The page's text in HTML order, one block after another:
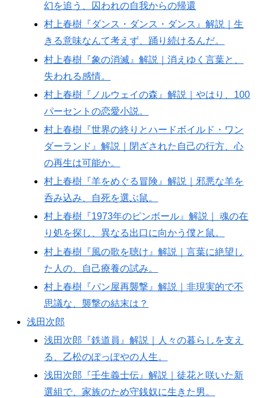
幻を追う、囚われの自我からの帰還
村上春樹『ダンス・ダンス・ダンス』解説｜生
きる意味なんて考えず、踊り続けるんだ。
村上春樹『象の消滅』解説｜消えゆく言葉と、
失われる感情。
村上春樹『ノルウェイの森』解説｜やはり、100
パーセントの恋愛小説。
村上春樹『世界の終りとハードボイルド・ワン
ダーランド』解説｜閉ざされた自己の行方、心
の再生は可能か。
村上春樹『羊をめぐる冒険』解説｜邪悪な羊を
呑み込み、自死を選ぶ鼠。
村上春樹『1973年のピンボール』解説｜ 魂の在
り処を探し、異なる出口に向かう僕と鼠。
村上春樹『風の歌を聴け』解説｜言葉に絶望し
た人の、自己療養の試み。
村上春樹『パン屋再襲撃』解説｜非現実的で不
思議な、襲撃の結末は？
浅田次郎
浅田次郎『鉄道員』解説｜人々の暮らしを支え
る、乙松のぽっぽやの人生。
浅田次郎『壬生義士伝』解説｜徒花と咲いた新
選組で、家族のため守銭奴に生きた男。